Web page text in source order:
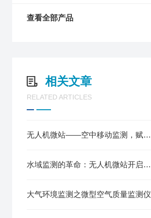
查看全部产品
相关文章
RELATED ARTICLES
无人机微站——空中移动监测，赋能多领域智慧环保与精准管控
水域监测的革命：无人机微站开启立体感知新纪元
大气环境监测之微型空气质量监测仪